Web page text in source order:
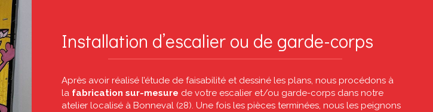
Installation d’escalier ou de garde-corps
Après avoir réalisé l’étude de faisabilité et dessiné les plans, nous procédons à
la fabrication sur-mesure de votre escalier et/ou garde-corps dans notre
atelier localisé à Bonneval (28). Une fois les pièces terminées, nous les peignons